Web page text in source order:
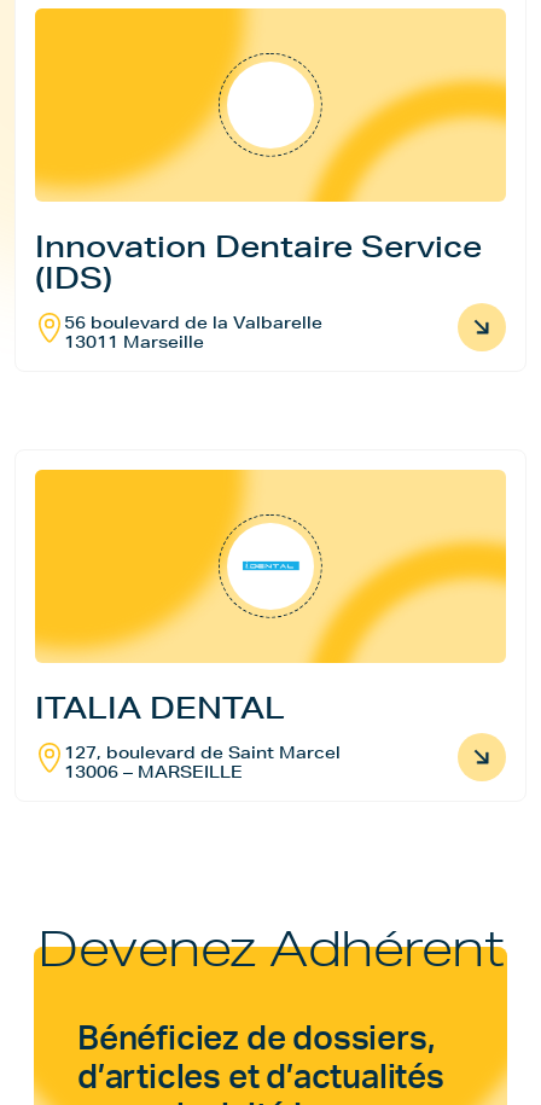
Innovation Dentaire Service
(IDS)
56 boulevard de la Valbarelle
13011 Marseille
ITALIA DENTAL
127, boulevard de Saint Marcel
13006 – MARSEILLE
Devenez Adhérent
Bénéficiez de dossiers,
d’articles et d’actualités